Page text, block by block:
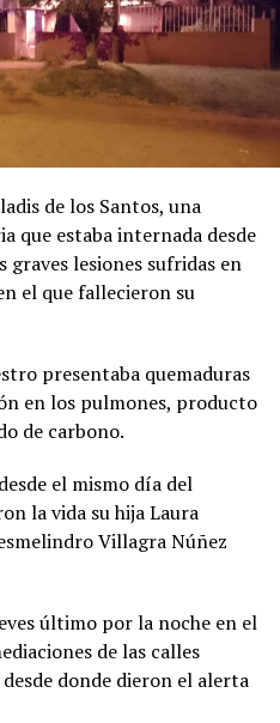
de los Santos, una
que estaba internada desde
graves lesiones sufridas en
el que fallecieron su
presentaba quemaduras
en los pulmones, producto
de carbono.
el mismo día del
la vida su hija Laura
Villagra Núñez
último por la noche en el
de las calles
donde dieron el alerta